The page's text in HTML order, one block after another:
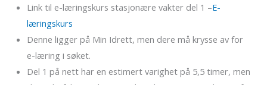
Link til e-læringskurs stasjonære vakter del 1 –E-
læringskurs
Denne ligger på Min Idrett, men dere må krysse av for
e-læring i søket.
Del 1 på nett har en estimert varighet på 5,5 timer, men